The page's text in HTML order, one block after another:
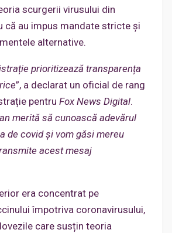
scurgerii virusului din
că au impus mandate stricte și
alternative.
prioritizează transparența
”, a declarat un oficial de rang
pentru Fox News Digital.
merită să cunoască adevărul
de covid și vom găsi mereu
acest mesaj
era concentrat pe
împotriva coronavirusului,
care susțin teoria